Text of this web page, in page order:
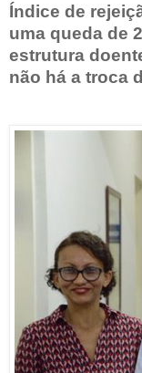
Índice de
uma queda de
estrutura
não há a troca